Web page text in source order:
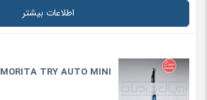
اطلاعات بیشتر
MORITA TRY AUTO MINI